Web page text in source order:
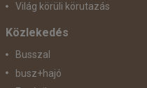
Világ körüli körutazás
Közlekedés
Busszal
busz+hajó